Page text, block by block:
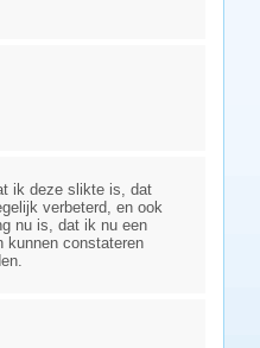
ik deze slikte is, dat
verbeterd, en ook
nu is, dat ik nu een
kunnen constateren